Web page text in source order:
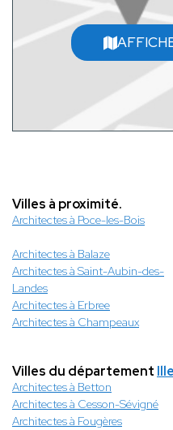
Villes à proximité.
Architectes à Poce-les-Bois
Architectes à Balaze
Architectes à Saint-Aubin-des-
Landes
Architectes à Erbree
Architectes à Champeaux
Villes du département
Architectes à Betton
Architectes à Cesson-Sévigné
Architectes à Fougères